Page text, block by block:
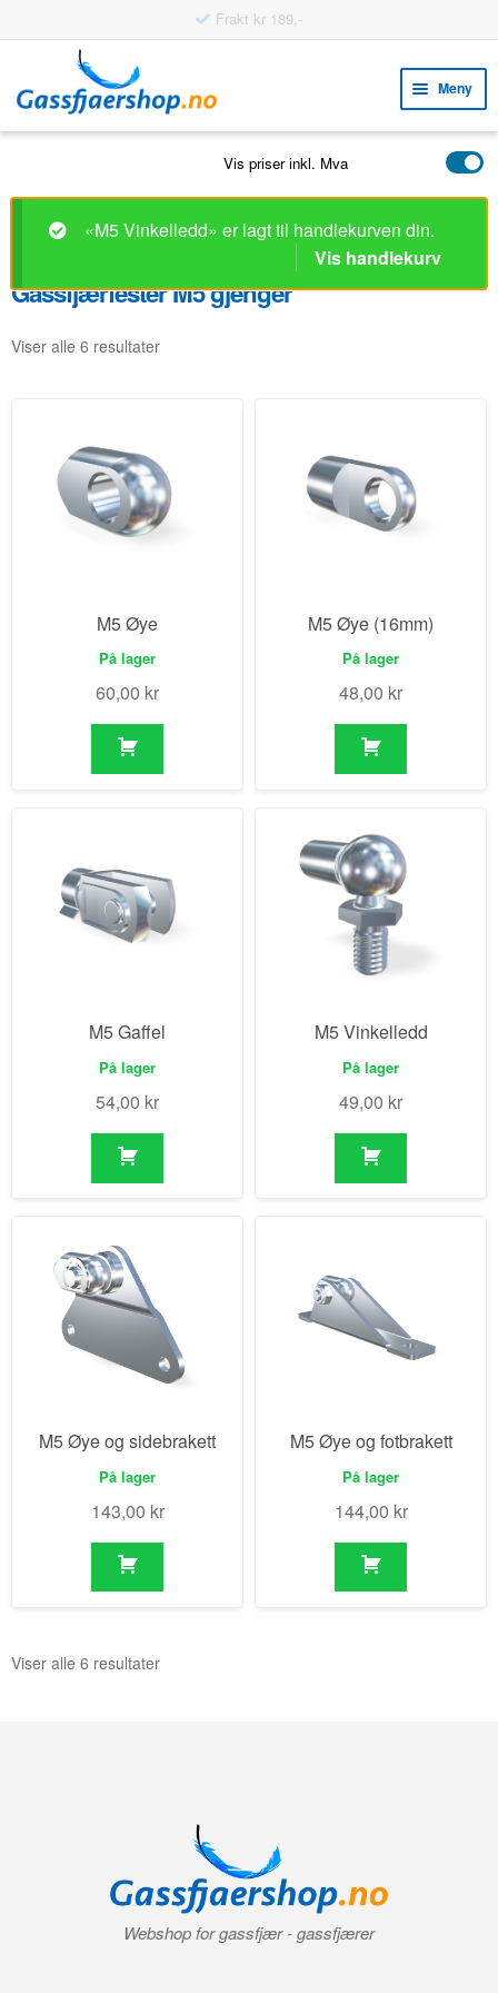
Frakt kr 189,-
til
navigasjon
til
innhold
Meny
Fold
ut
PRODUKTER
Fold
EKSEMPLER
KUNDESERVICE
Fold
Vis priser inkl. Mva
«M5 Vinkelledd» er lagt til handlekurven din.
Vis handlekurv
Gassfjærfester M5 gjenger
Viser alle 6 resultater
M5 Øye
På lager
60,00 kr
M5 Øye (16mm)
På lager
48,00 kr
M5 Gaffel
På lager
54,00 kr
M5 Vinkelledd
På lager
49,00 kr
M5 Øye og sidebrakett
På lager
143,00 kr
M5 Øye og fotbrakett
På lager
144,00 kr
Viser alle 6 resultater
Webshop for gassfjær - gassfjærer